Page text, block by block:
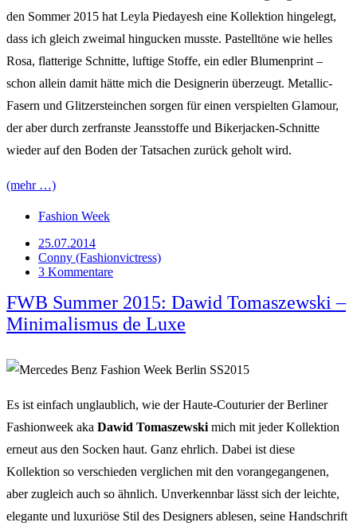
den Sommer 2015 hat Leyla Piedayesh eine Kollektion hingelegt,
dass ich gleich zweimal hingucken musste. Pastelltöne wie helles
Rosa, flatterige Schnitte, luftige Stoffe, ein edler Blumenprint –
schon allein damit hätte mich die Designerin überzeugt. Metallic-
Fasern und Glitzersteinchen sorgen für einen verspielten Glamour,
der aber durch zerfranste Jeansstoffe und Bikerjacken-Schnitte
wieder auf den Boden der Tatsachen zurück geholt wird.
(mehr …)
Fashion Week
25.07.2014
Conny (Fashionvictress)
3 Kommentare
FWB Summer 2015: Dawid Tomaszewski –
Minimalismus de Luxe
Es ist einfach unglaublich, wie der Haute-Couturier der Berliner
Fashionweek aka Dawid Tomaszewski mich mit jeder Kollektion
erneut aus den Socken haut. Ganz ehrlich. Dabei ist diese
Kollektion so verschieden verglichen mit den vorangegangenen,
aber zugleich auch so ähnlich. Unverkennbar lässt sich der leichte,
elegante und luxuriöse Stil des Designers ablesen, seine Handschrift